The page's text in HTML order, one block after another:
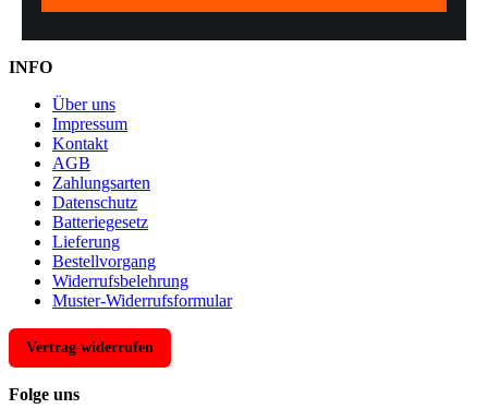
INFO
Über uns
Impressum
Kontakt
AGB
Zahlungsarten
Datenschutz
Batteriegesetz
Lieferung
Bestellvorgang
Widerrufsbelehrung
Muster-Widerrufsformular
Vertrag widerrufen
Folge uns